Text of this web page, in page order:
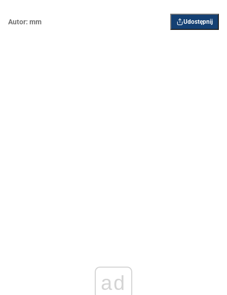
Autor: mm Udostępnij
ad